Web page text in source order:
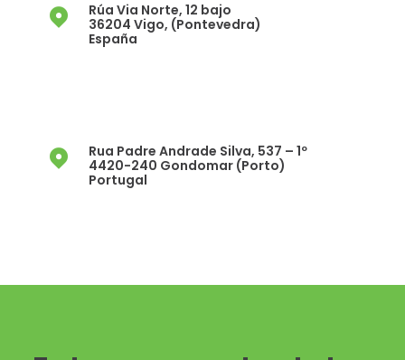
Rúa Via Norte, 12 bajo
36204 Vigo, (Pontevedra)
España
Rua Padre Andrade Silva, 537 – 1º
4420-240 Gondomar (Porto)
Portugal